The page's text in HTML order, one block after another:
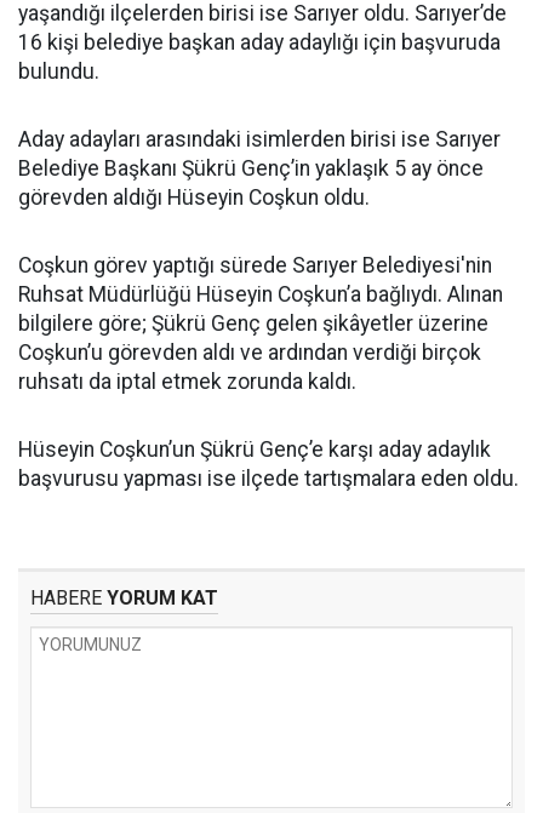
yaşandığı ilçelerden birisi ise Sarıyer oldu. Sarıyer’de
16 kişi belediye başkan aday adaylığı için başvuruda
bulundu.
Aday adayları arasındaki isimlerden birisi ise Sarıyer
Belediye Başkanı Şükrü Genç’in yaklaşık 5 ay önce
görevden aldığı Hüseyin Coşkun oldu.
Coşkun görev yaptığı sürede Sarıyer Belediyesi'nin
Ruhsat Müdürlüğü Hüseyin Coşkun’a bağlıydı. Alınan
bilgilere göre; Şükrü Genç gelen şikâyetler üzerine
Coşkun’u görevden aldı ve ardından verdiği birçok
ruhsatı da iptal etmek zorunda kaldı.
Hüseyin Coşkun’un Şükrü Genç’e karşı aday adaylık
başvurusu yapması ise ilçede tartışmalara eden oldu.
HABERE YORUM KAT